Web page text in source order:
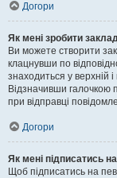
Догори
Як мені зробити
Ви можете створити
клацнувши по
знаходиться у верхній
Відзначивши галочкою
при відправці
Догори
Як мені підписатись
Щоб підписатись на